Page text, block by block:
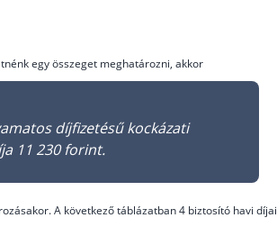
egy összeget meghatározni, akkor
díjfizetésű kockázati
11 230 forint.
A következő táblázatban 4 biztosító havi díjai